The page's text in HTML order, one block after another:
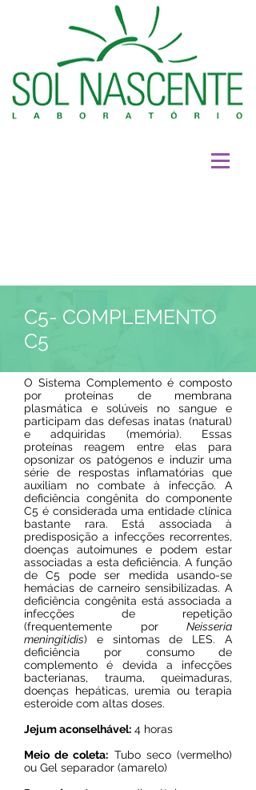
C5- COMPLEMENTO
C5
O Sistema Complemento é composto
por proteínas de membrana
plasmática e solúveis no sangue e
participam das defesas inatas (natural)
e adquiridas (memória). Essas
proteínas reagem entre elas para
opsonizar os patógenos e induzir uma
série de respostas inflamatórias que
auxiliam no combate à infecção. A
deficiência congênita do componente
C5 é considerada uma entidade clínica
bastante rara. Está associada à
predisposição a infecções recorrentes,
doenças autoimunes e podem estar
associadas a esta deficiência. A função
de C5 pode ser medida usando-se
hemácias de carneiro sensibilizadas. A
deficiência congênita está associada a
infecções de repetição
(frequentemente por Neisseria
meningitidis) e sintomas de LES. A
deficiência por consumo de
complemento é devida a infecções
bacterianas, trauma, queimaduras,
doenças hepáticas, uremia ou terapia
esteroide com altas doses.
Jejum aconselhável: 4 horas
Meio de coleta: Tubo seco (vermelho)
ou Gel separador (amarelo)